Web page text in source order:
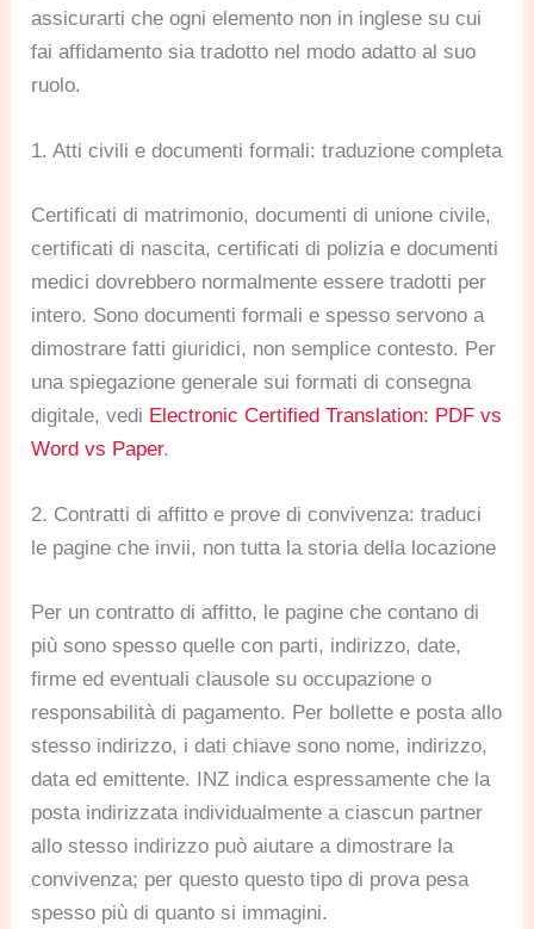
assicurarti che ogni elemento non in inglese su cui
fai affidamento sia tradotto nel modo adatto al suo
ruolo.
1. Atti civili e documenti formali: traduzione completa
Certificati di matrimonio, documenti di unione civile,
certificati di nascita, certificati di polizia e documenti
medici dovrebbero normalmente essere tradotti per
intero. Sono documenti formali e spesso servono a
dimostrare fatti giuridici, non semplice contesto. Per
una spiegazione generale sui formati di consegna
digitale, vedi Electronic Certified Translation: PDF vs
Word vs Paper.
2. Contratti di affitto e prove di convivenza: traduci
le pagine che invii, non tutta la storia della locazione
Per un contratto di affitto, le pagine che contano di
più sono spesso quelle con parti, indirizzo, date,
firme ed eventuali clausole su occupazione o
responsabilità di pagamento. Per bollette e posta allo
stesso indirizzo, i dati chiave sono nome, indirizzo,
data ed emittente. INZ indica espressamente che la
posta indirizzata individualmente a ciascun partner
allo stesso indirizzo può aiutare a dimostrare la
convivenza; per questo questo tipo di prova pesa
spesso più di quanto si immagini.